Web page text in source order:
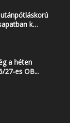
k…
a héten
27-es OB...